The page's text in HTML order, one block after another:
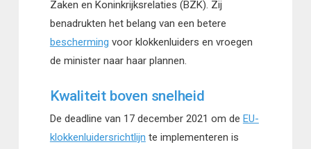
Zaken en Koninkrijksrelaties (BZK). Zij
benadrukten het belang van een betere
bescherming voor klokkenluiders en vroegen
de minister naar haar plannen.
Kwaliteit boven snelheid
De deadline van 17 december 2021 om de EU-
klokkenluidersrichtlijn te implementeren is